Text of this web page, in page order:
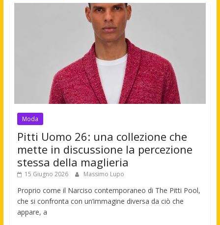
Moda
Pitti Uomo 26: una collezione che
mette in discussione la percezione
stessa della maglieria
15 Giugno 2026 Massimo Lupo
Proprio come il Narciso contemporaneo di The Pitti Pool,
che si confronta con un’immagine diversa da ciò che
appare, a